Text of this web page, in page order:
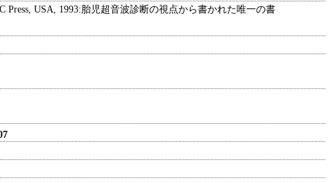
Press, USA, 1993:胎児超音波診断の視点から書かれた唯一の書